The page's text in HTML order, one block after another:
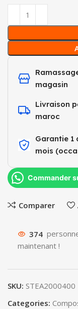
magasin
Livraison
maroc
Garantie 1
mois
Commander
Comparer
374
maintenant !
SKU: STEA2000400
Categories: